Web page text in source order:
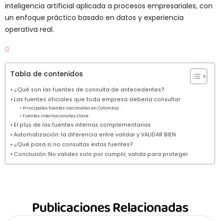
inteligencia artificial aplicada a procesos empresariales, con
un enfoque práctico basado en datos y experiencia
operativa real.
Tabla de contenidos
¿Qué son las fuentes de consulta de antecedentes?
Las fuentes oficiales que toda empresa debería consultar
Principales fuentes nacionales en Colombia
Fuentes internacionales clave
El plus de las fuentes internas complementarias
Automatización: la diferencia entre validar y VALIDAR BIEN
¿Qué pasa si no consultas estas fuentes?
Conclusión: No valides solo por cumplir, valida para proteger
Publicaciones Relacionadas